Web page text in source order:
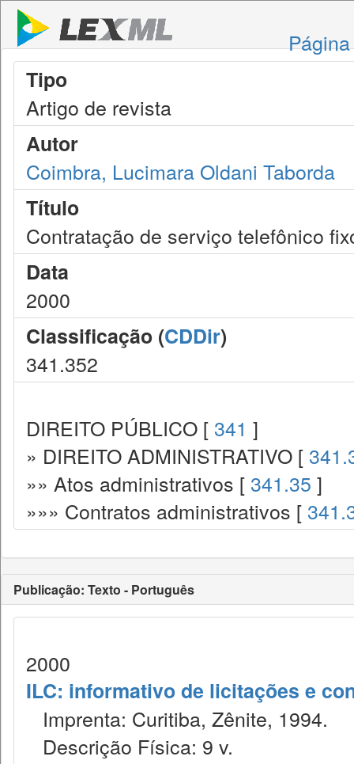
Tipo
Artigo de revista
Autor
Coimbra, Lucimara Oldani Taborda
Título
Contratação de serviço telefônico
Data
2000
Classificação (CDDir)
341.352
DIREITO PÚBLICO [ 341 ]
» DIREITO ADMINISTRATIVO [
»» Atos administrativos [ 341.35 ]
»»» Contratos administrativos [
Publicação: Texto - Português
2000
ILC: informativo de licitações e
Imprenta: Curitiba, Zênite, 1994.
Descrição Física: 9 v.